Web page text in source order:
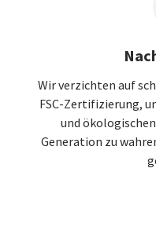
Wir verzichten auf
FSC-Zertifizierung,
und
Generation zu